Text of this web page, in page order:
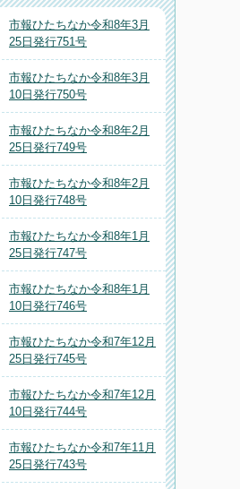
市報ひたちなか令和8年3月
25日発行751号
市報ひたちなか令和8年3月
10日発行750号
市報ひたちなか令和8年2月
25日発行749号
市報ひたちなか令和8年2月
10日発行748号
市報ひたちなか令和8年1月
25日発行747号
市報ひたちなか令和8年1月
10日発行746号
市報ひたちなか令和7年12月
25日発行745号
市報ひたちなか令和7年12月
10日発行744号
市報ひたちなか令和7年11月
25日発行743号